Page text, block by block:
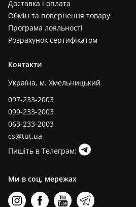
Доставка і оплата
Обмін та повернення товару
Програма лояльності
Розрахунок сертифікатом
Контакти
Україна, м. Хмельницький
097-233-2003
099-233-2003
063-233-2003
cs@tut.ua
Пишіть в Телеграм:
Ми в соц. мережах